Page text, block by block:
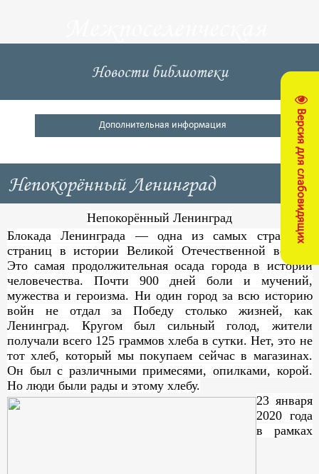
Версия для слабовидящих
центральная
библиотека
Кущевский район
Новости библиотеки
Дополнительная информация
Непокорённый Ленинград
Непокорённый Ленинград
Блокада Ленинграда — одна из самых страшных
страниц в истории Великой Отечественной войны.
Это самая продолжительная осада города в истории
человечества. Почти 900 дней боли и мучений,
мужества и героизма. Ни один город за всю историю
войн не отдал за Победу столько жизней, как
Ленинград. Кругом был сильный голод, жители
получали всего 125 граммов хлеба в сутки. Нет, это не
тот хлеб, который мы покупаем сейчас в магазинах.
Он был с различными примесями, опилками, корой.
Но люди были рады и этому хлебу.
23 января
2020 года
в рамках